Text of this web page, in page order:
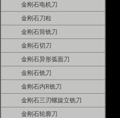
金刚石电机刀
金刚石刀粒
金刚石筒铣刀
金刚石切刀
金刚石异形弧面刀
金刚石铣刀
金刚石内R铣刀
金刚石三刃螺旋立铣刀
金刚石轮廓刀